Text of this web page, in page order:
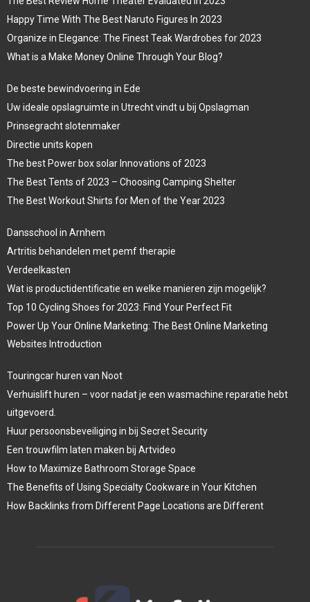
Happy Time With The Best Naruto Figures In 2023
Organize in Elegance: The Finest Teak Wardrobes for 2023
What is a Make Money Online Through Your Blog?
De beste bewindvoering in Ede
Uw ideale opslagruimte in Utrecht vindt u bij Opslagman
Prinsegracht slotenmaker
Directie units kopen
The best Power box solar Innovations of 2023
The Best Tents of 2023 – Choosing Camping Shelter
The Best Workout Shirts for Men of the Year 2023
Dansschool in Arnhem
Artritis behandelen met pemf therapie
Verdeelkasten
Wat is productidentificatie en welke manieren zijn mogelijk?
Top 10 Cycling Shoes for 2023: Find Your Perfect Fit
Power Up Your Online Marketing: The Best Online Marketing
Websites Introduction
Touringcar huren van Noot
Verhuislift huren – voor nadat je een wasmachine reparatie hebt
uitgevoerd.
Huur persoonsbeveiliging in bij Secret Security
Een trouwfilm laten maken bij Artvideo
How to Maximize Bathroom Storage Space
The Benefits of Using Specialty Cookware in Your Kitchen
How Backlinks from Different Page Locations are Different